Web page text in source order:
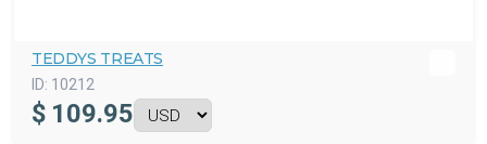
TEDDYS TREATS
ID: 10212
$ 109.95